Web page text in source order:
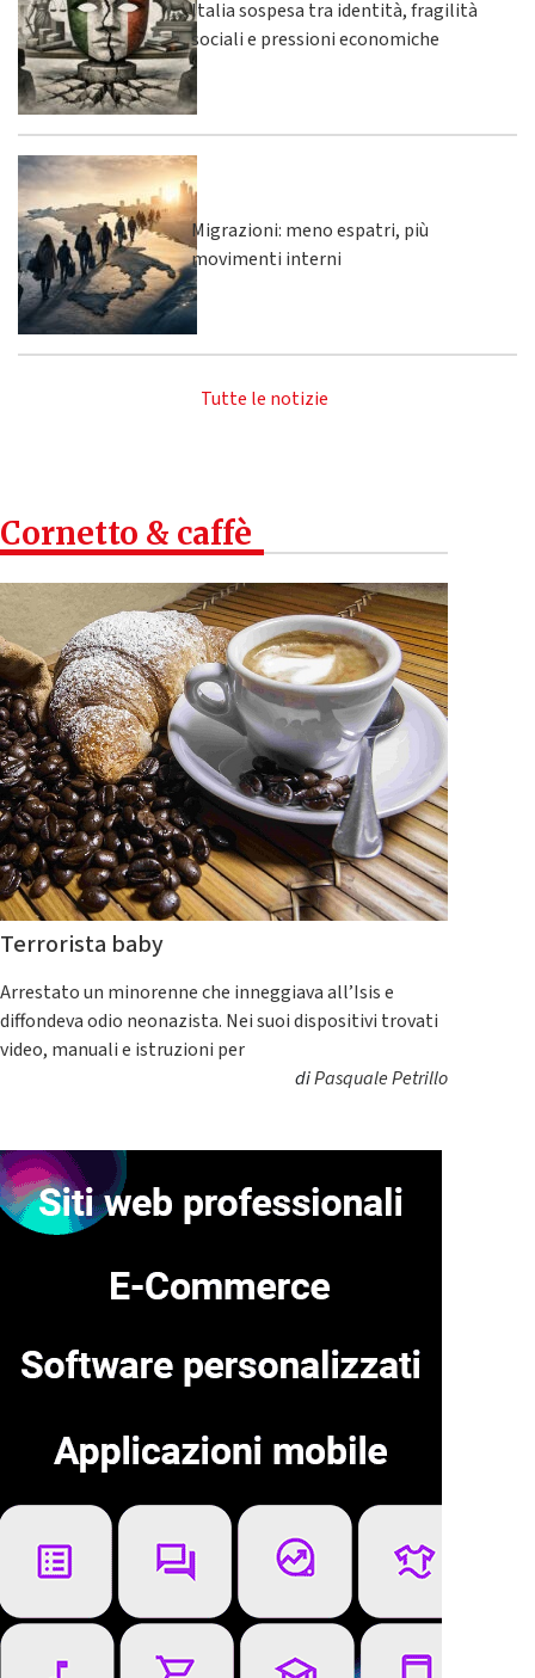
Italia sospesa tra identità, fragilità
sociali e pressioni economiche
Migrazioni: meno espatri, più
movimenti interni
Tutte le notizie
Cornetto & caffè
Terrorista baby
Arrestato un minorenne che inneggiava all’Isis e
diffondeva odio neonazista. Nei suoi dispositivi trovati
video, manuali e istruzioni per
diPasquale Petrillo